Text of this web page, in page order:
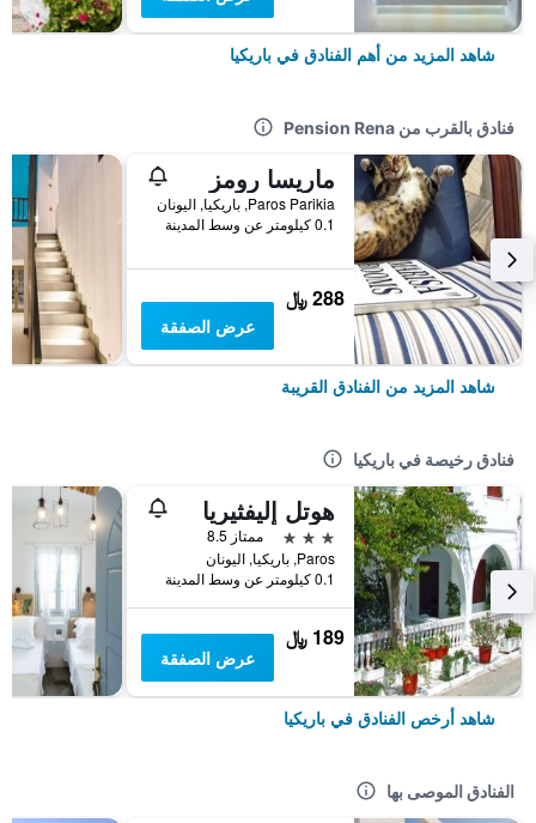
شاهد المزيد من أهم الفنادق في باريكيا
فنادق بالقرب من Pension Rena
ماريسا رومز
Paros Parikia, باريكيا, اليونان
0.1 كيلومتر عن وسط المدينة
288 ﷼
عرض الصفقة
شاهد المزيد من الفنادق القريبة
فنادق رخيصة في باريكيا
هوتل إليفثيريا
3 نجوم
ممتاز 8.5
Paros, باريكيا, اليونان
0.1 كيلومتر عن وسط المدينة
189 ﷼
عرض الصفقة
شاهد أرخص الفنادق في باريكيا
الفنادق الموصى بها